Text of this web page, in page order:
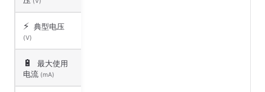
⚡ 典型电压
(V)
🔋
最大使用
电流 (mA)